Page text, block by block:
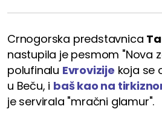
Crnogorska predstavnica
nastupila je pesmom "Nova
polufinalu Evrovizije koja se
u Beču, i baš kao na
je servirala "mračni glamur".